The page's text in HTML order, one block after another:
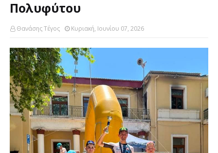
Πολυφύτου
Θανάσης Τέγος Κυριακή, Ιουνίου 07, 2026